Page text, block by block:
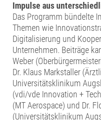
Impulse aus
Das Programm bündelte
Themen wie
Digitalisierung und
Unternehmen. Beiträge
Weber
Dr. Klaus Markstaller
Universitätsklinikum
(vdi/vde Innovation +
(MT Aerospace) und Dr.
(Universitätsklinikum